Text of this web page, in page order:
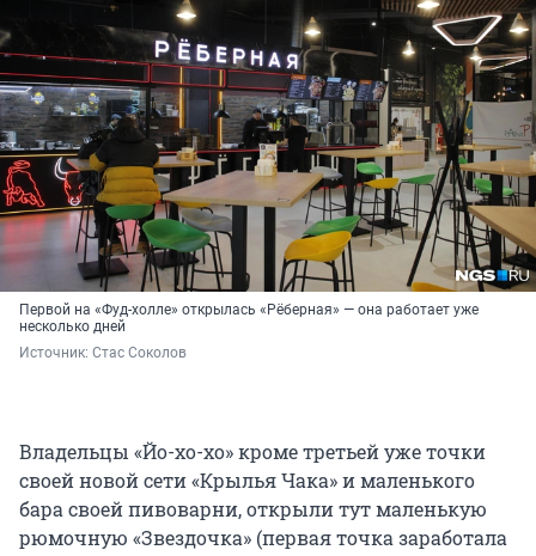
Первой на «Фуд-холле» открылась «Рёберная» — она работает уже
несколько дней
Источник: Стас Соколов
Владельцы «Йо-хо-хо» кроме третьей уже точки
своей новой сети «Крылья Чака» и маленького
бара своей пивоварни, открыли тут маленькую
рюмочную «Звездочка» (первая точка заработала